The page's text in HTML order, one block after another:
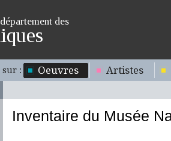
des
sur : Oeuvres Artistes
Inventaire du Musée